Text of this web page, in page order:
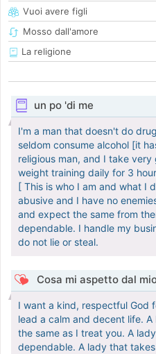
Vuoi avere figli
Mosso dall'amore
La religione
un po 'di me
I'm a man that doesn't do
seldom consume alcohol [it
religious man, and I take
weight training daily for 3
[ This is who I am and what I
abusive and I have no
and expect the same from
dependable. I handle my
do not lie or steal.
Cosa mi aspetto dal
I want a kind, respectful God
lead a calm and decent life.
the same as I treat you. A
dependable. A lady that